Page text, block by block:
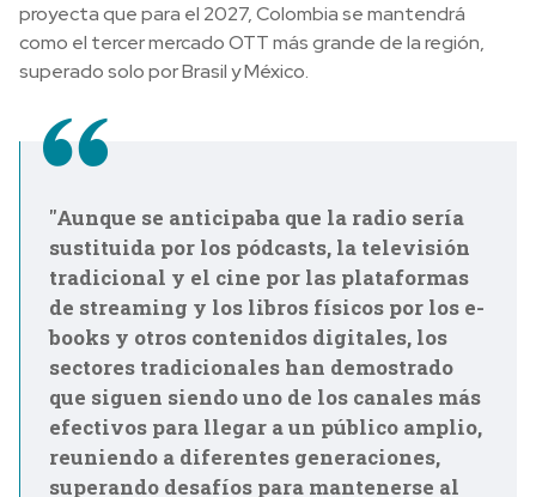
proyecta que para el 2027, Colombia se mantendrá
como el tercer mercado OTT más grande de la región,
superado solo por Brasil y México.
''Aunque se anticipaba que la radio sería
sustituida por los pódcasts, la televisión
tradicional y el cine por las plataformas
de streaming y los libros físicos por los e-
books y otros contenidos digitales, los
sectores tradicionales han demostrado
que siguen siendo uno de los canales más
efectivos para llegar a un público amplio,
reuniendo a diferentes generaciones,
superando desafíos para mantenerse al